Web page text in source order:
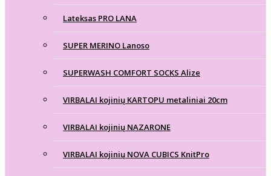
Lateksas PRO LANA
SUPER MERINO Lanoso
SUPERWASH COMFORT SOCKS Alize
VIRBALAI kojinių KARTOPU metaliniai 20cm
VIRBALAI kojinių NAZARONE
VIRBALAI kojinių NOVA CUBICS KnitPro